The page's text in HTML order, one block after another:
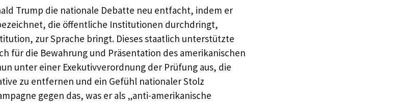
Trump die nationale Debatte neu entfacht, indem er
die öffentliche Institutionen durchdringt,
zur Sprache bringt. Dieses staatlich unterstützte
für die Bewahrung und Präsentation des amerikanischen
unter einer Exekutivverordnung der Prüfung aus, die
zu entfernen und ein Gefühl nationaler Stolz
gegen das, was er als „anti-amerikanische